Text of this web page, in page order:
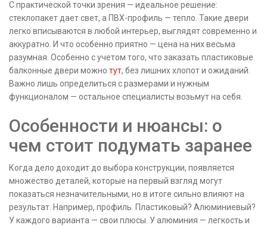
С практической точки зрения — идеальное решение:
стеклопакет дает свет, а ПВХ-профиль — тепло. Такие двери
легко вписываются в любой интерьер, выглядят современно и
аккуратно. И что особенно приятно — цена на них весьма
разумная. Особенно с учетом того, что заказать пластиковые
балконные двери можно тут, без лишних хлопот и ожиданий.
Важно лишь определиться с размерами и нужным
функционалом — остальное специалисты возьмут на себя.
Особенности и нюансы: о
чем стоит подумать заранее
Когда дело доходит до выбора конструкции, появляется
множество деталей, которые на первый взгляд могут
показаться незначительными, но в итоге сильно влияют на
результат. Например, профиль. Пластиковый? Алюминиевый?
У каждого варианта — свои плюсы. У алюминия — легкость и